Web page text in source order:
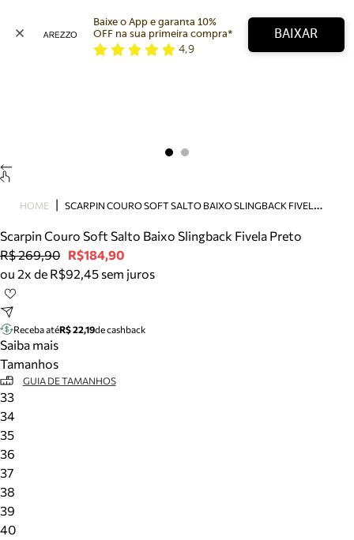
Bolsa
Tamanco
Tênis
Mule
Tire dúvidas sobre pedidos, devoluções e mais.
Meus pedidos
Acompanhe seus pedidos e solicite devoluções.
Baixe o App e garanta 10%
OFF na sua primeira compra*
4,9
BAIXAR
HOME S
CARPIN COURO SOFT SALTO BAIXO SLINGBACK FIVELA PRETO
Scarpin Couro Soft Salto Baixo Slingback Fivela Preto
R$ 269,90 R$184,90
ou 2x de R$92,45 sem juros
Receba atéR$ 22,19de cashback
Saiba mais
Tamanhos
GUIA DE TAMANHOS
33
34
35
36
37
38
39
40